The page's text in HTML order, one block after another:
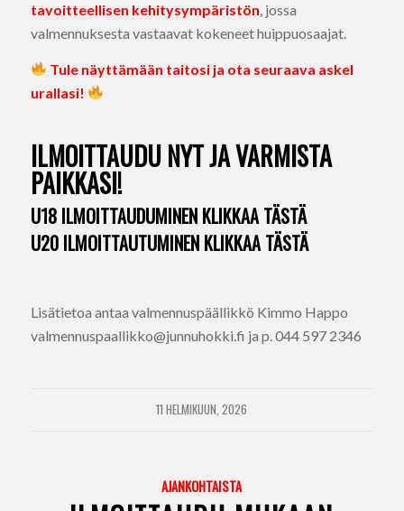
tavoitteellisen kehitysympäristön, jossa
valmennuksesta vastaavat kokeneet huippuosaajat.
Tule näyttämään taitosi ja ota seuraava askel
urallasi!
ILMOITTAUDU NYT JA VARMISTA
PAIKKASI!
U18 ILMOITTAUDUMINEN KLIKKAA TÄSTÄ
U20 ILMOITTAUTUMINEN KLIKKAA TÄSTÄ
Lisätietoa antaa valmennuspäällikkö Kimmo Happo
valmennuspaallikko@junnuhokki.fi ja p. 044 597 2346
11 HELMIKUUN, 2026
AJANKOHTAISTA